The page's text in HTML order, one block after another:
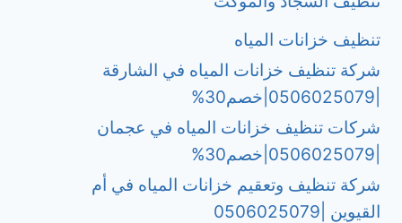
تنظيف خزانات المياه
شركة تنظيف خزانات المياه في الشارقة
شركات تنظيف خزانات المياه في عجمان
شركة تنظيف وتعقيم خزانات المياه في أم
القيوين |0506025079